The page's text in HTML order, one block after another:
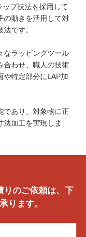
プ技法を採用して
の動きを活用して対
です。
なラッピングツール
合わせ、職人の技術
や特定部分にLAP加
であり、対象物に正
法加工を実現しま
りのご依頼は、下
ります。